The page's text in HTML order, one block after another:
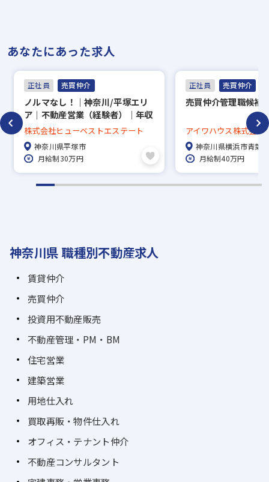
内定
※入社時期は相談に応じます。現在、在職中
の方も積極的にご応募ください。応募の秘密
は厳守いたします。
あなたにあった求人
正社員 売買仲介
ノルマなし！｜神奈川/平塚エリ
ア｜不動産営業（経験者）｜年収
500～600万円｜反響営業中心｜
年休120日｜面接1回（状況によ
り）
株式会社ヒューベストエステート
神奈川県平塚市
月給制30万円
正社員 売買仲介
売買仲介管理職候補
アイワハウス株式会社
神奈川県横浜市青葉区
月給制40万円
神奈川県 職種別不動産求人
賃貸仲介
売買仲介
投資用不動産販売
不動産管理・PM・BM
住宅営業
建築営業
用地仕入れ
買取再販・物件仕入れ
オフィス・テナント仲介
不動産コンサルタント